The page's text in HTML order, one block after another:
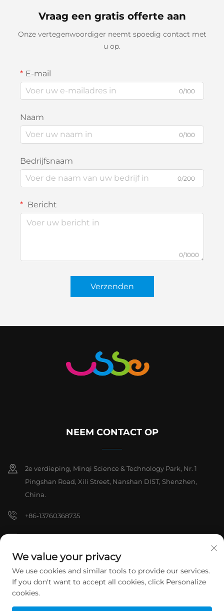
Vraag een gratis offerte aan
Onze vertegenwoordiger neemt spoedig contact met
u op.
E-mail
0/100
Naam
0/100
Bedrijfsnaam
0/200
Bericht
0/1000
Verzenden
NEEM CONTACT OP
2e verdieping, Minqi Science & Technology Park, Nr. 1
Pingshan Road, Xili Street, Nanshan DIST, Shenzhen,
China.
+86-13760368735
[email protected]
Copyright © 2026 Shenzhen Hanchuan Industrial Co,.Ltd. Alle
rechten voorbehouden. Privacybeleid
We value your privacy
We use cookies and similar tools to provide our services.
If you don't want to accept all cookies, click Personalize
cookies.